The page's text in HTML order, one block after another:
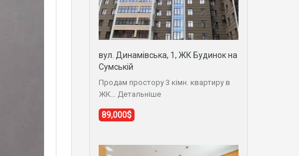
вул. Динамівська, 1, ЖК Будинок на
Сумській
Продам простору 3 кімн. квартиру в
ЖК…
Детальніше
89,000$